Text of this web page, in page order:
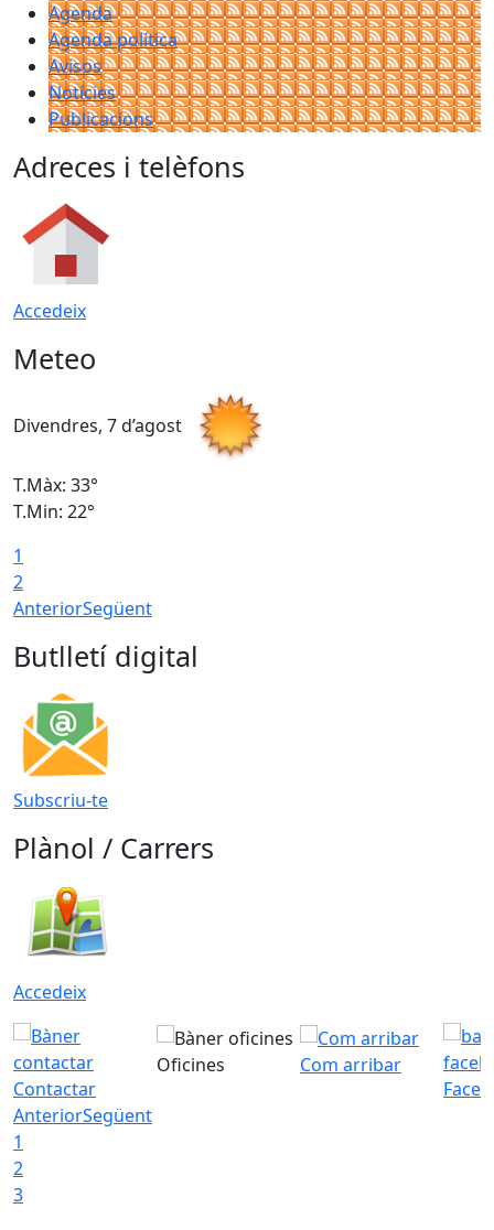
Agenda
Agenda política
Avisos
Notícies
Publicacions
Adreces i telèfons
Accedeix
Meteo
Divendres, 7 d’agost
T.Màx: 33°
T.Min: 22°
1
2
AnteriorSegüent
Butlletí digital
Subscriu-te
Plànol / Carrers
Accedeix
Contactar
Oficines
Com arribar
AnteriorSegüent
1
2
3